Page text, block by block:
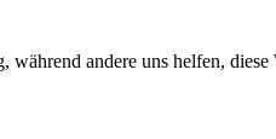
andere uns helfen,